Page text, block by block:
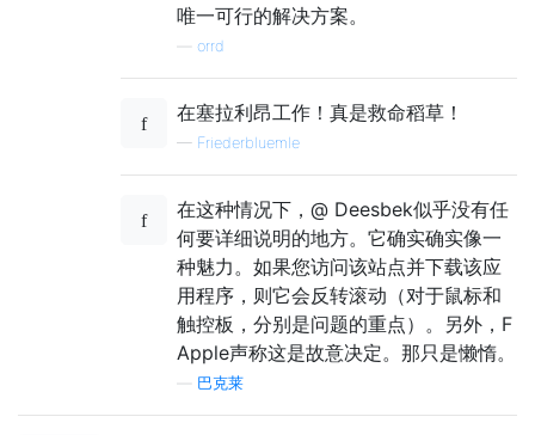
唯一可行的解​​决方案。
orrd
在塞拉利昂工作！真是救命稻草！
— Friederbluemle
在这种情况下，@ Deesbek似乎没有任
何要详细说明的地方。它确实确实像一
种魅力。如果您访问该站点并下载该应
用程序，则它会反转滚动（对于鼠标和
触控板，分别是问题的重点）。另外，F
Apple声称这是故意决定。那只是懒惰。
巴克莱